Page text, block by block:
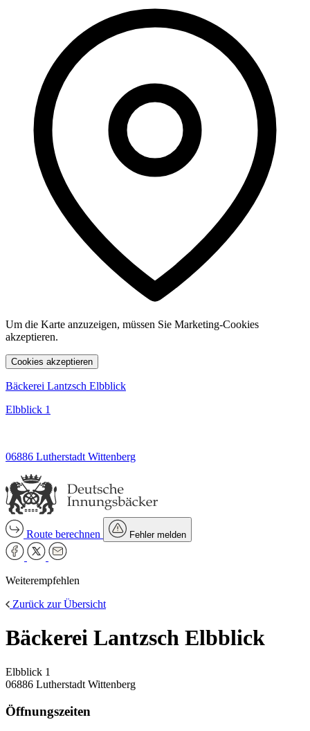
Um die Karte anzuzeigen, müssen Sie Marketing-Cookies
akzeptieren.
Cookies akzeptieren
Bäckerei Lantzsch Elbblick
Elbblick 1
06886 Lutherstadt Wittenberg
Route berechnen Fehler melden
Weiterempfehlen
Zurück zur Übersicht
Bäckerei Lantzsch Elbblick
Elbblick 1
06886 Lutherstadt Wittenberg
Öffnungszeiten